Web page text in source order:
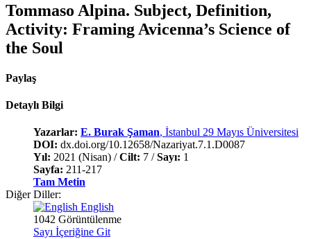
Tommaso Alpina. Subject, Definition,
Activity: Framing Avicenna’s Science of
the Soul
Paylaş
Detaylı Bilgi
Yazarlar: E. Burak Şaman, İstanbul 29 Mayıs Üniversitesi
DOI: dx.doi.org/10.12658/Nazariyat.7.1.D0087
Yıl: 2021 (Nisan) /Cilt: 7 /Sayı: 1
Sayfa: 211-217
Tam Metin
Diğer Diller:
English
1042 Görüntülenme
Sayı İçeriğine Git